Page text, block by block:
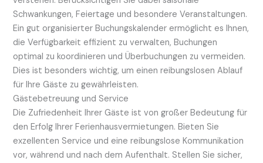
Schwankungen, Feiertage und besondere Veranstaltungen.
Ein gut organisierter Buchungskalender ermöglicht es Ihnen,
die Verfügbarkeit effizient zu verwalten, Buchungen
optimal zu koordinieren und Überbuchungen zu vermeiden.
Dies ist besonders wichtig, um einen reibungslosen Ablauf
für Ihre Gäste zu gewährleisten.
Gästebetreuung und Service
Die Zufriedenheit Ihrer Gäste ist von großer Bedeutung für
den Erfolg Ihrer Ferienhausvermietungen. Bieten Sie
exzellenten Service und eine reibungslose Kommunikation
vor, während und nach dem Aufenthalt. Stellen Sie sicher,